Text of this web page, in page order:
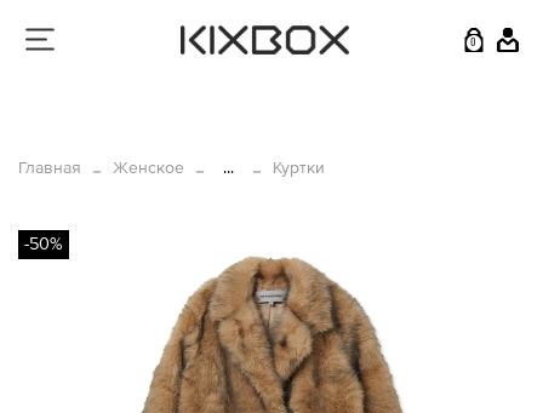
0
Главная Женское ... Куртки
-50%